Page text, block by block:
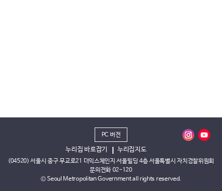
PC 버전
누리집 바로잡기 누리집지도
(04520) 서울시 중구 무교로21 더익스체인지 서울빌딩 4층 서울특별시 자치경찰위원회
문의전화 02-120
© Seoul Metropolitan Government all rights reserved.